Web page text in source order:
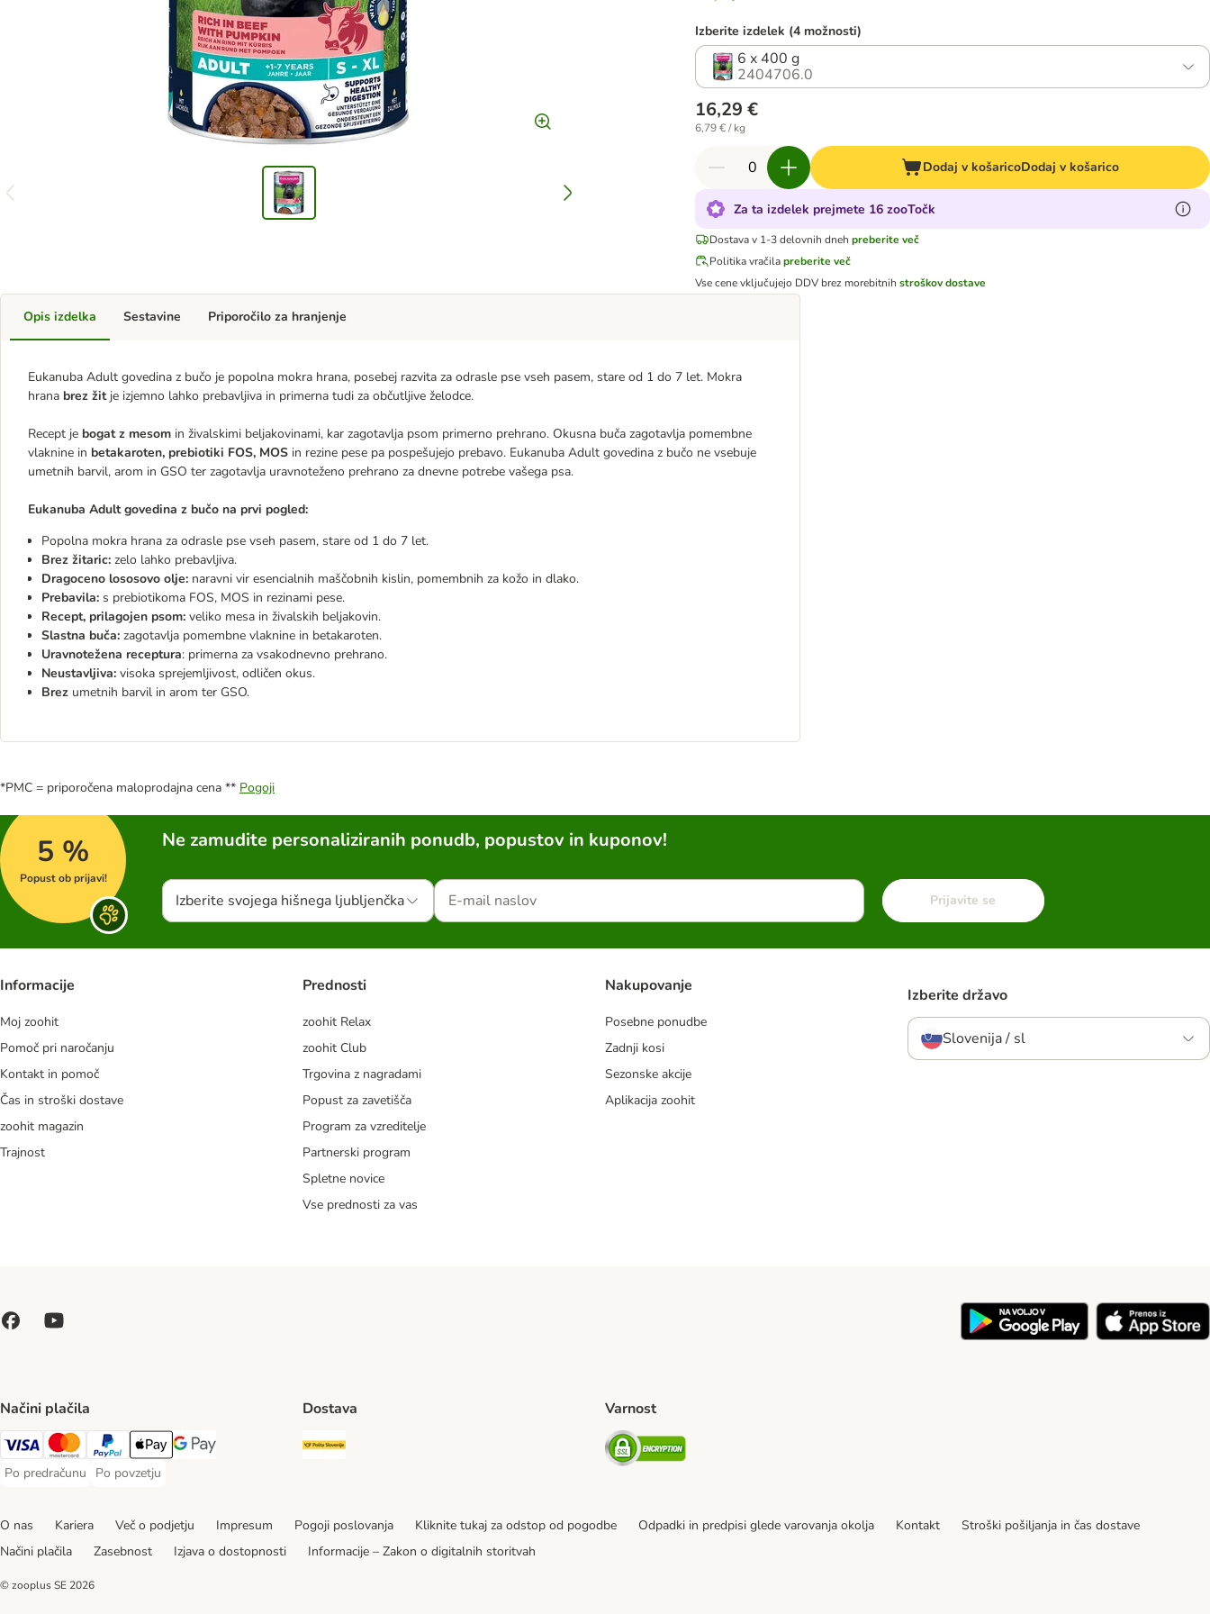
Izberite izdelek (4 možnosti)
6 x 400 g
2404706.0
16,29 €
6,79 € / kg
Dodaj v košaricoDodaj v košarico
Za ta izdelek prejmete 16 zooTočk
Dostava v 1-3 delovnih dneh preberite več
Politika vračila preberite več
Vse cene vključujejo DDV brez morebitnihstroškov dostave
Opis izdelka
Eukanuba Adult govedina z bučo je popolna mokra hrana, posebej razvita za odrasle pse vseh pasem, stare od 1 do 7 let. Mokra
hrana brez žit je izjemno lahko prebavljiva in primerna tudi za občutljive želodce.
Recept je bogat z mesom in živalskimi beljakovinami, kar zagotavlja psom primerno prehrano. Okusna buča zagotavlja pomembne
vlaknine in betakaroten, prebiotiki FOS, MOS in rezine pese pa pospešujejo prebavo. Eukanuba Adult govedina z bučo ne vsebuje
umetnih barvil, arom in GSO ter zagotavlja uravnoteženo prehrano za dnevne potrebe vašega psa.
Eukanuba Adult govedina z bučo na prvi pogled:
Popolna mokra hrana za odrasle pse vseh pasem, stare od 1 do 7 let.
Brez žitaric: zelo lahko prebavljiva.
Dragoceno lososovo olje: naravni vir esencialnih maščobnih kislin, pomembnih za kožo in dlako.
Prebavila: s prebiotikoma FOS, MOS in rezinami pese.
Recept, prilagojen psom: veliko mesa in živalskih beljakovin.
Slastna buča: zagotavlja pomembne vlaknine in betakaroten.
Uravnotežena receptura: primerna za vsakodnevno prehrano.
Neustavljiva: visoka sprejemljivost, odličen okus.
Brez umetnih barvil in arom ter GSO.
Sestavine Priporočilo za hranjenje
*PMC = priporočena maloprodajna cena ** Pogoji
5 %
Popust ob prijavi!
Ne zamudite personaliziranih ponudb, popustov in kuponov!
Izberite svojega hišnega ljubljenčka Prijavite se
Informacije
Moj zoohit
Pomoč pri naročanju
Kontakt in pomoč
Čas in stroški dostave
zoohit magazin
Trajnost
Prednosti
zoohit Relax
zoohit Club
Trgovina z nagradami
Popust za zavetišča
Program za vzreditelje
Partnerski program
Spletne novice
Vse prednosti za vas
Nakupovanje
Posebne ponudbe
Zadnji kosi
Sezonske akcije
Aplikacija zoohit
Izberite državo
Slovenija / sl
Načini plačila
Visa Payment Method
MasterCard Payment Method
PayPal Payment Method
Apple Pay Payment Method
Google pay Payment Method
Po predračunu
Po predračunu Payment Method
Po povzetju
Po povzetju Payment Method
Dostava
Pošta Slovenije Shipping Method
Varnost
Security
O nas Kariera Več o podjetju Impresum Pogoji poslovanja Kliknite tukaj za odstop od pogodbe Odpadki in predpisi glede varovanja okolja Kontakt
Stroški pošiljanja in čas dostave
Načini plačila
Zasebnost Izjava o dostopnosti Informacije – Zakon o digitalnih storitvah
© zooplus SE 2026